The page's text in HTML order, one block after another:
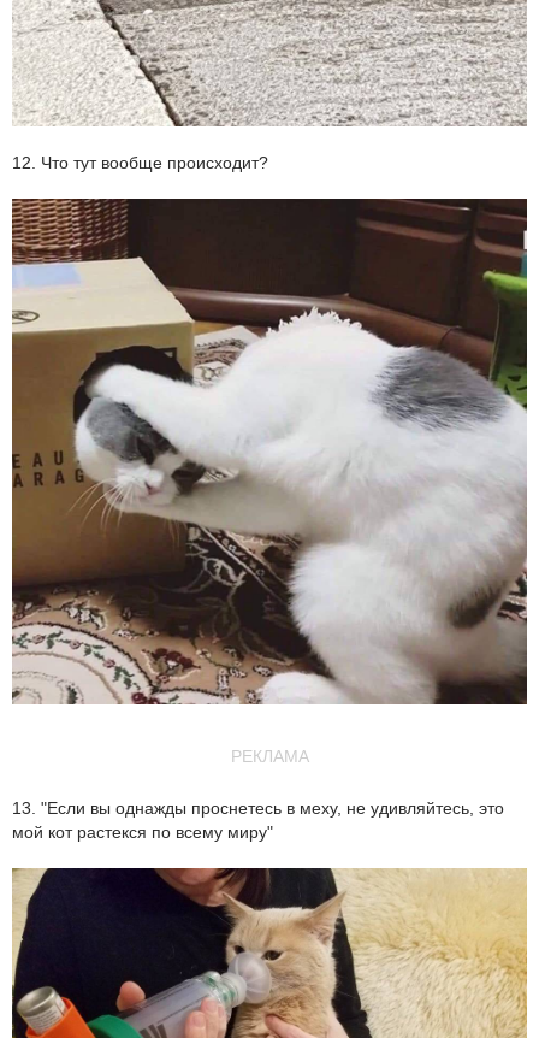
12. Что тут вообще происходит?
РЕКЛАМА
13. "Если вы однажды проснетесь в меху, не удивляйтесь, это
мой кот растекся по всему миру"